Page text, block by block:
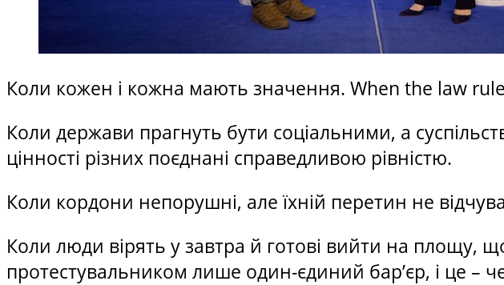
Коли кожен і кожна мають значення. When the law
Коли держави прагнуть бути соціальними, а
цінності різних поєднані справедливою рівністю.
Коли кордони непорушні, але їхній перетин не
Коли люди вірять у завтра й готові вийти на площу,
протестувальником лише один-єдиний бар’єр, і це –